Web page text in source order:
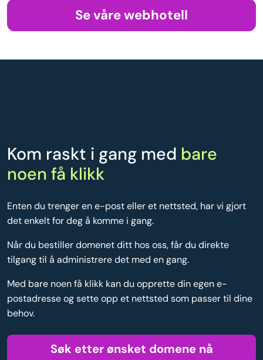
Se våre webhotell
Kom raskt i gang med bare
noen få klikk
Enten du trenger en e-post eller et nettsted, har vi gjort
det enkelt for deg å komme i gang.
Når du bestiller domenet ditt hos oss, får du direkte
tilgang til å administrere det med en gang.
Med bare noen få klikk kan du opprette din egen e-
postadresse og sette opp et nettsted som passer til dine
behov.
Søk etter ønsket domene nå